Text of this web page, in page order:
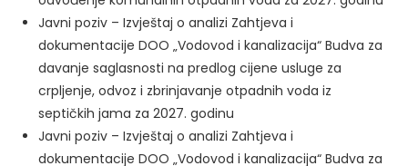
Javni poziv – Izvještaj o analizi Zahtjeva i
dokumentacije DOO „Vodovod i kanalizacija“ Budva za
davanje saglasnosti na predlog cijene usluge za
crpljenje, odvoz i zbrinjavanje otpadnih voda iz
septičkih jama za 2027. godinu
Javni poziv – Izvještaj o analizi Zahtjeva i
dokumentacije DOO „Vodovod i kanalizacija“ Budva za